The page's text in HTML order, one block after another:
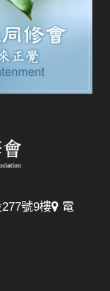
號9樓
電